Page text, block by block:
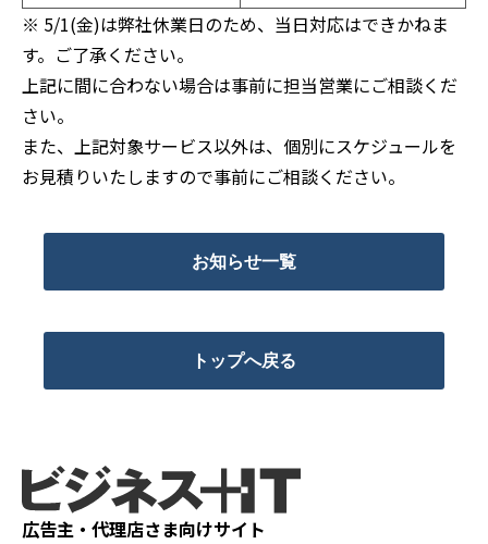
※ 5/1(金)は弊社休業日のため、当日対応はできかねま
す。ご了承ください。
上記に間に合わない場合は事前に担当営業にご相談くだ
さい。
また、上記対象サービス以外は、個別にスケジュールを
お見積りいたしますので事前にご相談ください。
お知らせ一覧
トップへ戻る
広告主・代理店さま向けサイト